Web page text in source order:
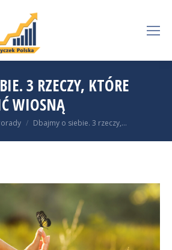
3 RZECZY, KTÓRE
WIOSNĄ
Dbajmy o siebie. 3 rzeczy,…